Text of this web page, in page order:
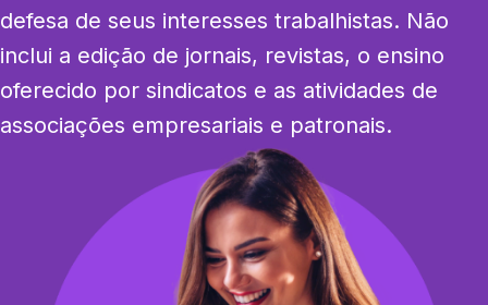
defesa de seus interesses trabalhistas. Não
inclui a edição de jornais, revistas, o ensino
oferecido por sindicatos e as atividades de
associações empresariais e patronais.